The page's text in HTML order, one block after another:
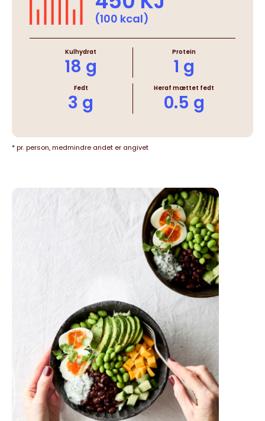
(100 kcal)
Kulhydrat
18 g
Protein
1 g
Fedt
3 g
Heraf mættet fedt
0.5 g
* pr. person, medmindre andet er angivet